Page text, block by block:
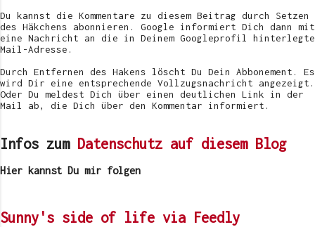
t
l
i
c
e
n
Du kannst die Kommentare zu diesem Beitrag durch Setzen
des Häkchens abonnieren. Google informiert Dich dann mit
eine Nachricht an die in Deinem Googleprofil hinterlegte
Mail-Adresse.
Durch Entfernen des Hakens löscht Du Dein Abbonement. Es
wird Dir eine entsprechende Vollzugsnachricht angezeigt.
Oder Du meldest Dich über einen deutlichen Link in der
Mail ab, die Dich über den Kommentar informiert.
Infos zum Datenschutz auf diesem Blog
Hier kannst Du mir folgen
Sunny's side of life via Feedly